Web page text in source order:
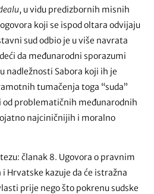
, u vidu predizbornih misnih
koji se ispod oltara odvijaju
sud odbio je u više navrata
da međunarodni sporazumi
nadležnosti Sabora koji ih je
tumačenja toga “suda”
od problematičnih međunarodnih
najciničnijih i moralno
članak 8. Ugovora o pravnim
Hrvatske kazuje da će istražna
prije nego što pokrenu sudske